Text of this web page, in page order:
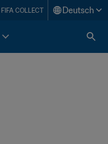
FIFA COLLECT Deutsch